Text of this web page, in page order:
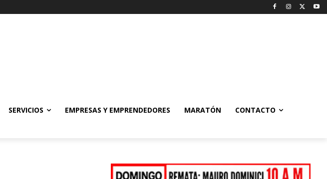
SERVICIOS EMPRESAS Y EMPRENDEDORES MARATÓN CONTACTO